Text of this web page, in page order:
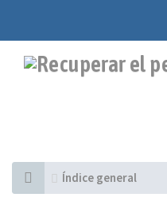
Índice general